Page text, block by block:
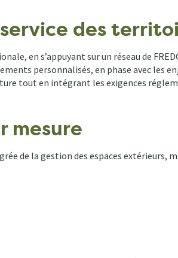
des
en s’appuyant sur un réseau de
personnalisés, en phase avec les
tout en intégrant les exigences
mesure
de la gestion des espaces extérieurs,